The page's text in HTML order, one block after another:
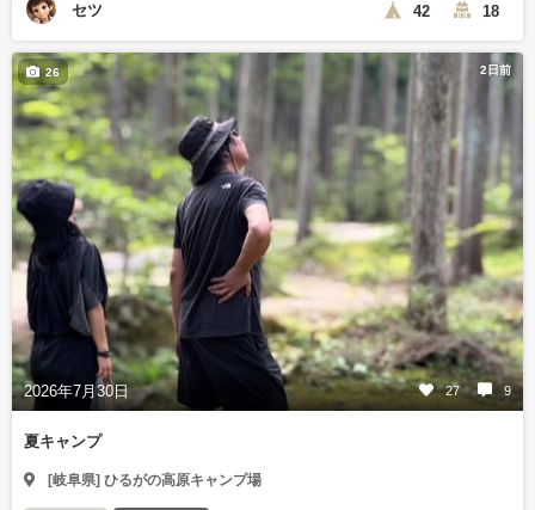
セツ 42 18
2日前
2026年7月30日 27 9
26
夏キャンプ
[岐阜県] ひるがの高原キャンプ場